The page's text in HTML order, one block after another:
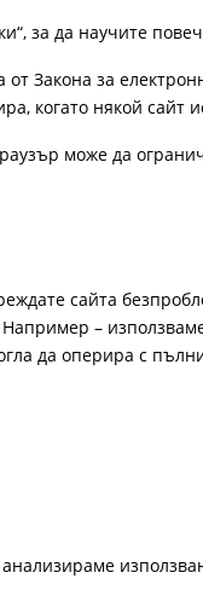
за да научите
Закона за
когато някой
може да
сайта
–
да оперира с